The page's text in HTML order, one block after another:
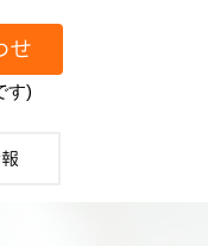
せ
す)